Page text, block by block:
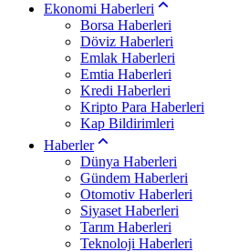
Ekonomi Haberleri
Borsa Haberleri
Döviz Haberleri
Emlak Haberleri
Emtia Haberleri
Kredi Haberleri
Kripto Para Haberleri
Kap Bildirimleri
Haberler
Dünya Haberleri
Gündem Haberleri
Otomotiv Haberleri
Siyaset Haberleri
Tarım Haberleri
Teknoloji Haberleri